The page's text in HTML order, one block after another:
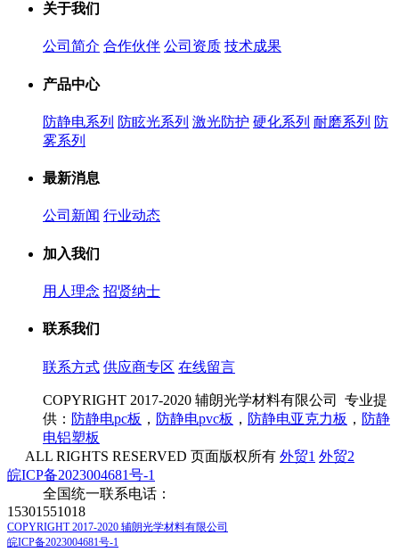
关于我们
公司简介 合作伙伴 公司资质 技术成果
产品中心
防静电系列 防眩光系列 激光防护 硬化系列 耐磨系列 防
雾系列
最新消息
公司新闻 行业动态
加入我们
用人理念 招贤纳士
联系我们
联系方式 供应商专区 在线留言
COPYRIGHT 2017-2020 辅朗光学材料有限公司 专业提
供： 防静电pc板 ， 防静电pvc板 ， 防静电亚克力板 ， 防静
电铝塑板
ALL RIGHTS RESERVED 页面版权所有 外贸1 外贸2
皖ICP备2023004681号-1
全国统一联系电话：
15301551018
COPYRIGHT 2017-2020 辅朗光学材料有限公司
皖ICP备2023004681号-1